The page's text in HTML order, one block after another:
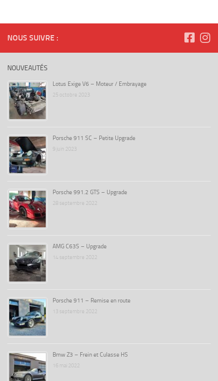
NOUS SUIVRE :
NOUVEAUTÉS
Lotus Exige V6 – Moteur / Embrayage
25 octobre 2023
Porsche 911 SC – Petite Upgrade
9 juin 2023
Porsche 991.2 GTS – Upgrade
28 septembre 2022
AMG C63S – Upgrade
14 septembre 2022
Porsche 911 – Remise en route
13 septembre 2022
Bmw Z3 – Frein et Culasse HS
16 mai 2022